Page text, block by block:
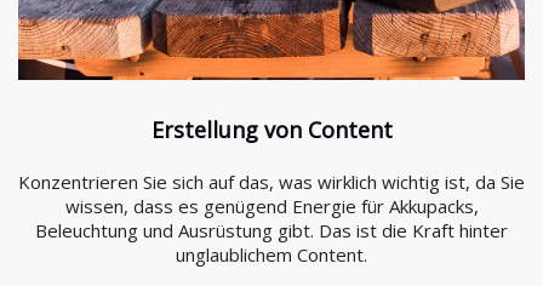
Erstellung von Content
Konzentrieren Sie sich auf das, was wirklich wichtig ist, da Sie
wissen, dass es genügend Energie für Akkupacks,
Beleuchtung und Ausrüstung gibt. Das ist die Kraft hinter
unglaublichem Content.